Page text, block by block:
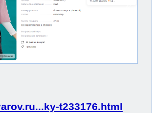
t233176.html